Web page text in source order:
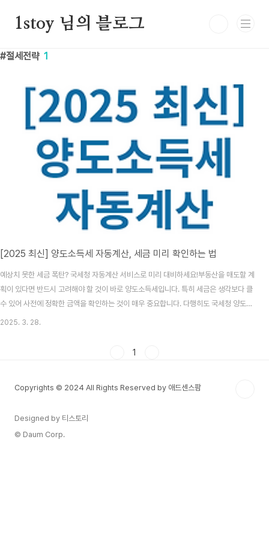
1stoy 님의 블로그
절세전략 1
[2025 최신] 양도소득세 자동계산, 세금 미리 확인하는 법
예상치 못한 세금 폭탄? 국세청 자동계산 서비스로 미리 대비하세요!부동산을 매도할 계
획이 있다면 반드시 고려해야 할 것이 바로 양도소득세입니다. 특히 세금은 생각보다 클
수 있어 사전에 정확한 금액을 확인하는 것이 매우 중요합니다. 다행히도 국세청 양도소
득세 자동계산 서비스를 활용하면, 복잡한 세법을 몰라도 몇 가지 정보만 입력해 간편하
내는 것이죠.과세 대상: 토지..
2025. 3. 28.
1
Copyrights © 2024 All Rights Reserved by 애드센스팜
Designed by 티스토리
© Daum Corp.